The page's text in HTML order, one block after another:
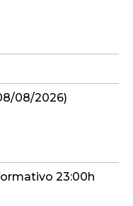
08/2026)
23:00h